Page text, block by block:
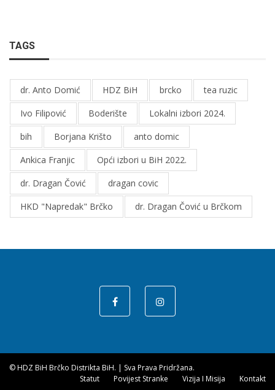
TAGS
dr. Anto Domić HDZ BiH brcko
tea ruzic
Ivo Filipović
Boderište
Lokalni izbori 2024.
bih
Borjana Krišto
anto domic
Ankica Franjic
Opći izbori u BiH 2022.
dr. Dragan Čović
dragan covic
HKD "Napredak" Brčko
dr. Dragan Čović u Brčkom
© HDZ BiH Brčko Distrikta BiH. | Sva Prava Pridržana.
Statut
Povijest Stranke Vizija I Misija Kontakt